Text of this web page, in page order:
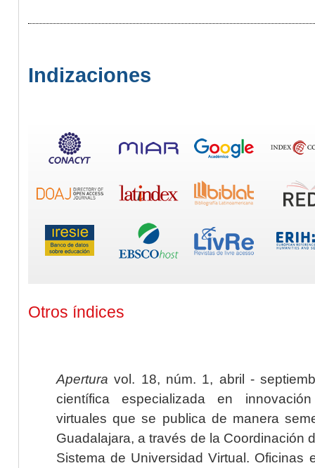
Indizaciones
Otros índices
Apertura vol. 18, núm. 1, abril -
científica especializada en
virtuales que se publica de manera
Guadalajara, a través de la Coordinación
Sistema de Universidad Virtual. Oficinas